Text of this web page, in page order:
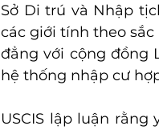
Sở Di trú và Nhập
các giới tính theo
đẳng với cộng đồng
hệ thống nhập cư
USCIS lập luận